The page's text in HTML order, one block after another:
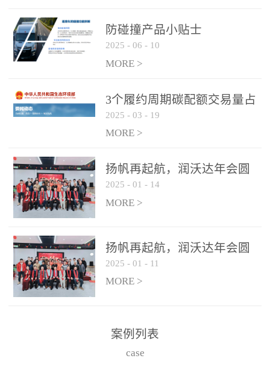
用需求。 气液
分离系统
纯化系统
控制系统
防碰撞产品小贴士
2025 - 06 - 10
MORE >
3个履约周期碳配额交易量占
全国1/4 山东省碳排放强度持
续降低
2025 - 03 - 19
MORE >
扬帆再起航，润沃达年会圆
满结束！
2025 - 01 - 14
MORE >
扬帆再起航，润沃达年会圆
满结束！
2025 - 01 - 11
MORE >
案例列表
case